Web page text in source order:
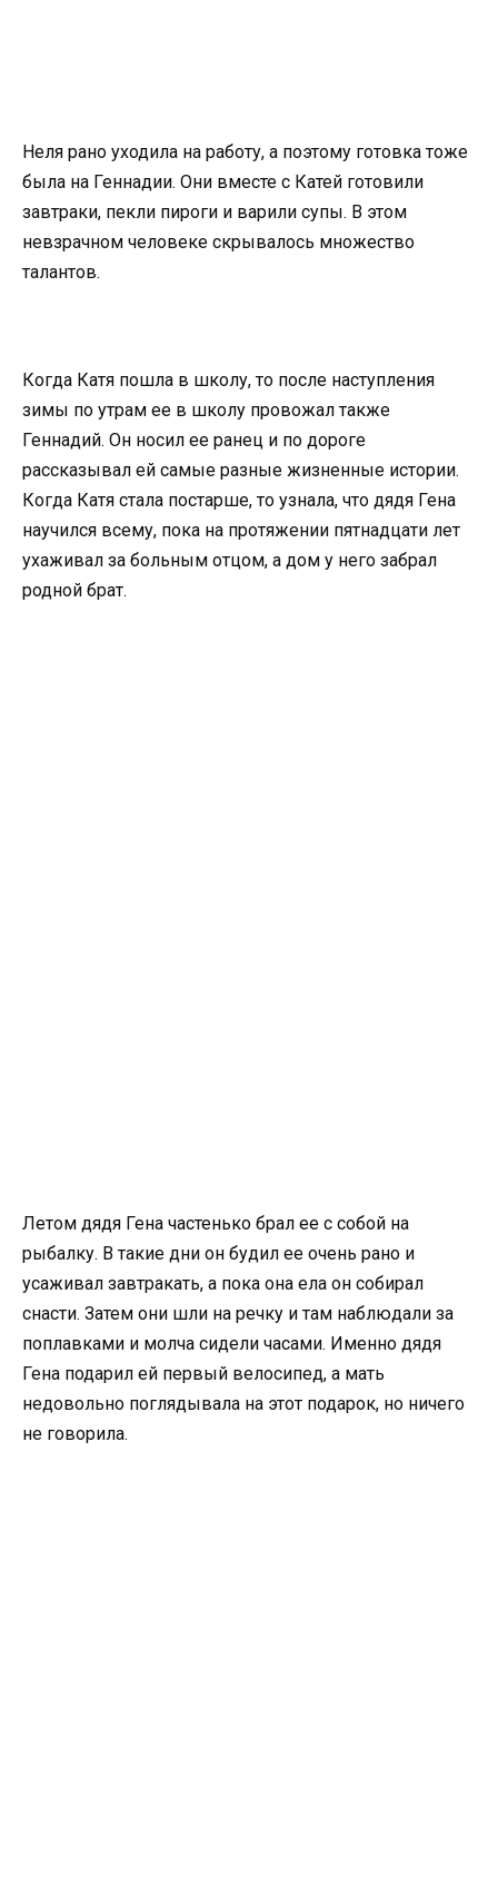
Неля рано уходила на работу, а поэтому готовка тоже
была на Геннадии. Они вместе с Катей готовили
завтраки, пекли пироги и варили супы. В этом
невзрачном человеке скрывалось множество
талантов.
Когда Катя пошла в школу, то после наступления
зимы по утрам ее в школу провожал также
Геннадий. Он носил ее ранец и по дороге
рассказывал ей самые разные жизненные истории.
Когда Катя стала постарше, то узнала, что дядя Гена
научился всему, пока на протяжении пятнадцати лет
ухаживал за больным отцом, а дом у него забрал
родной брат.
Летом дядя Гена частенько брал ее с собой на
рыбалку. В такие дни он будил ее очень рано и
усаживал завтракать, а пока она ела он собирал
снасти. Затем они шли на речку и там наблюдали за
поплавками и молча сидели часами. Именно дядя
Гена подарил ей первый велосипед, а мать
недовольно поглядывала на этот подарок, но ничего
не говорила.